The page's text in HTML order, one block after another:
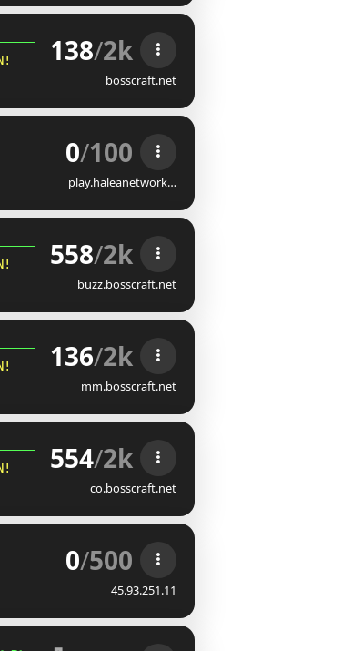
╮
138/2k
bosscraft.net
0/100
play.haleanetwork…
╮
558/2k
buzz.bosscraft.net
╮
136/2k
mm.bosscraft.net
╮
554/2k
co.bosscraft.net
0/500
45.93.251.11